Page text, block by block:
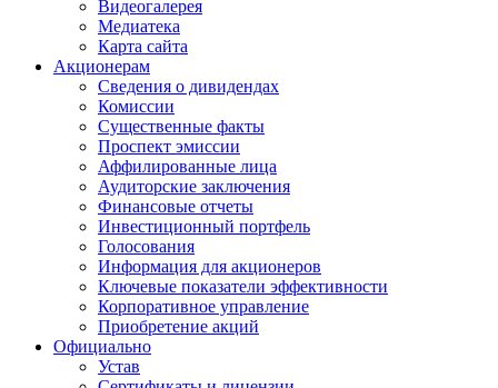
Видеогалерея
Медиатека
Карта сайта
Акционерам
Сведения о дивидендах
Комиссии
Существенные факты
Проспект эмиссии
Аффилированные лица
Аудиторские заключения
Финансовые отчеты
Инвестиционный портфель
Голосования
Информация для акционеров
Ключевые показатели эффективности
Корпоративное управление
Приобретение акций
Официально
Устав